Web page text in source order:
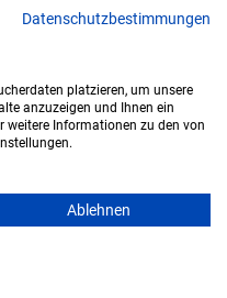
(B.Sc.) am
VVaG
Datenschutzbestimmungen
platzieren, um unsere
anzuzeigen und Ihnen ein
weitere Informationen zu den von
Ablehnen